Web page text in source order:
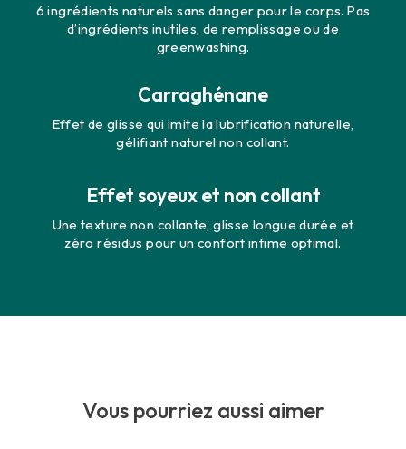
6 ingrédients naturels sans danger pour le corps. Pas
d’ingrédients inutiles, de remplissage ou de
greenwashing.
Carraghénane
Effet de glisse qui imite la lubrification naturelle,
gélifiant naturel non collant.
Effet soyeux et non collant
Une texture non collante, glisse longue durée et
zéro résidus pour un confort intime optimal.
Vous pourriez aussi aimer